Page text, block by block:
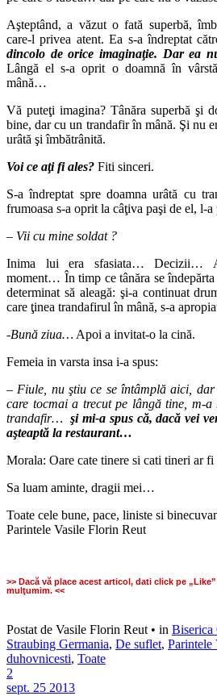
Aşteptând, a văzut o fată superbă,
care-l privea atent. Ea s-a îndreptat
dincolo de orice imaginaţie. Dar ea
Lângă el s-a oprit o doamnă în
mână…
Vă puteţi imagina? Tânăra superbă şi
bine, dar cu un trandafir în mână. Şi nu
urâtă şi îmbătrânită.
Voi ce aţi fi ales? Fiti sinceri.
S-a îndreptat spre doamna urâtă cu
frumoasa s-a oprit la câţiva paşi de el, l-
– Vii cu mine soldat ?
Inima lui era sfasiata… Decizii…
moment… În timp ce tânăra se
determinat să aleagă: şi-a continuat
care ţinea trandafirul în mână, s-a
-Bună ziua… Apoi a invitat-o la cină.
Femeia in varsta insa i-a spus:
– Fiule, nu ştiu ce se întâmplă aici,
care tocmai a trecut pe lângă tine, m-
trandafir…şi mi-a spus că, dacă vei
aşteaptă la restaurant…
Morala: Oare cate tinere si cati tineri ar
Sa luam aminte, dragii mei…
Toate cele bune, pace, liniste si
Parintele Vasile Florin Reut
>> Dacă vă place acest articol, dati click pe
mulţumim. <<
Postat de Vasile Florin Reut • in Biserica
Straubing Germania, De suflet, Parintele
duhovnicesti, Toate
2
sept. 25 2013